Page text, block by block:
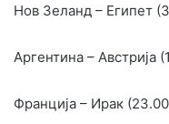
Нов Зеланд – Египет
Аргентина – Австрија
Франција – Ирак